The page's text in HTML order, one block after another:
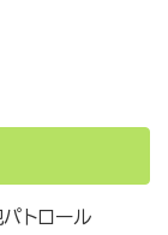
トロール